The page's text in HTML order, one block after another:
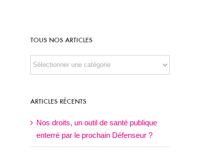
TOUS NOS ARTICLES
TOUS
NOS
ARTICLES RÉCENTS
Nos droits, un outil de santé publique
enterré par le prochain Défenseur ?